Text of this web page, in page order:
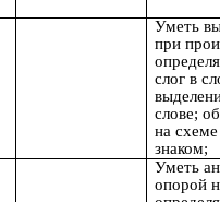
Уметь
при
слог в
слове;
на
знаком;
Уметь
опорой